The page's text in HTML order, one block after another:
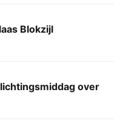
Blokzijl
over